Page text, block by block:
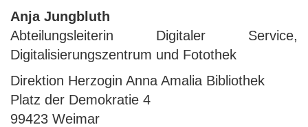
Anja Jungbluth
Abteilungsleiterin Digitaler Service,
Digitalisierungszentrum und Fotothek
Direktion Herzogin Anna Amalia Bibliothek
Platz der Demokratie 4
99423 Weimar